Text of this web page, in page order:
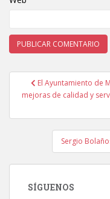
Navegación
El Ayuntamiento de
mejoras de calidad y
Sergio
SÍGUENOS